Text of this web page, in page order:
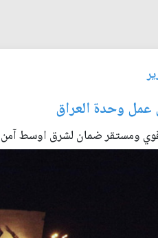
عمل وحدة العراق
ومستقر ضمان لشرق اوسط آمن